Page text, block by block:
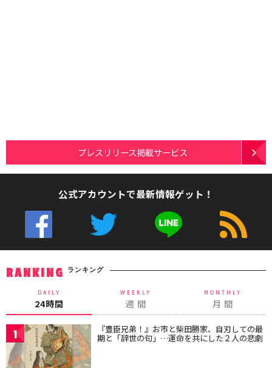
プレスリリース掲載サービス
公式アカウントで最新情報ゲット！
RANKING ランキング
DAILY
24時間
WEEKLY
週 間
MONTHLY
月 間
1 『豊臣兄弟！』お市と柴田勝家、自刃しての最
期と「辞世の句」…運命を共にした２人の悲劇